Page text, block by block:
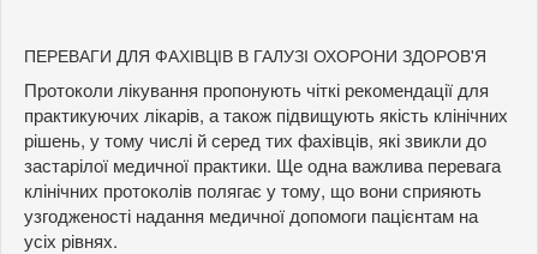
ПЕРЕВАГИ ДЛЯ ФАХІВЦІВ В ГАЛУЗІ ОХОРОНИ ЗДОРОВ'Я
Протоколи лікування пропонують чіткі рекомендації для
практикуючих лікарів, а також підвищують якість клінічних
рішень, у тому числі й серед тих фахівців, які звикли до
застарілої медичної практики. Ще одна важлива перевага
клінічних протоколів полягає у тому, що вони сприяють
узгодженості надання медичної допомоги пацієнтам на
усіх рівнях.